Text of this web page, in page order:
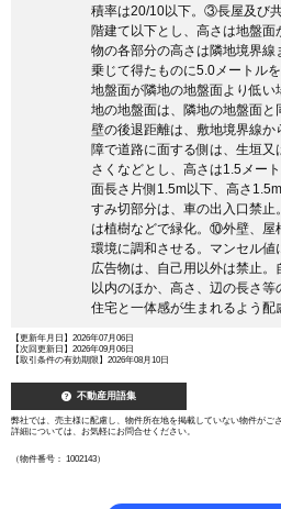
積率は20/10以下。③長屋及び
階建て以下とし、高さは地盤
物の各部分の高さは隣地境界
乗じて得たものに5.0メートル
地盤面が隣地の地盤面より低
地の地盤面は、隣地の地盤面
壁の後退距離は、敷地境界線
障で道路に面する側は、生垣
さくなどとし、高さは1.5メー
面長さ片側1.5m以下、高さ
すみ切部分は、車の出入口禁
は植樹などで緑化。⑩外壁、屋
環境に調和させる。マンセル
広告物は、自己用以外は禁止
以内のほか、高さ、辺の長さ
住宅と一体感が生まれるよう配
【更新年月日】2026年07月06日
【次回更新日】2026年09月06日
【取引条件の有効期限】2026年08月10日
不動産用語集
弊社では、売主様に配慮し、物件所在地を掲載していない物件がござ
詳細については、お気軽にお問合せください。
（物件番号： 1002143）